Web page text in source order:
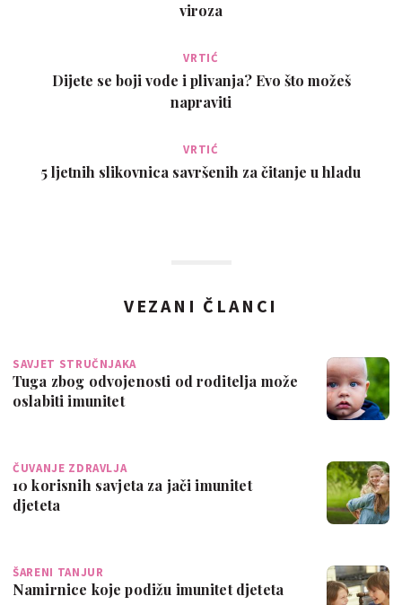
viroza
VRTIĆ
Dijete se boji vode i plivanja? Evo što možeš
napraviti
VRTIĆ
5 ljetnih slikovnica savršenih za čitanje u hladu
VEZANI ČLANCI
SAVJET STRUČNJAKA
Tuga zbog odvojenosti od roditelja može
oslabiti imunitet
ČUVANJE ZDRAVLJA
10 korisnih savjeta za jači imunitet
djeteta
ŠARENI TANJUR
Namirnice koje podižu imunitet djeteta